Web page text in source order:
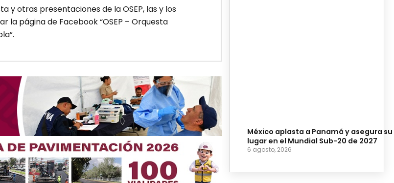
y otras presentaciones de la OSEP, las y los
la página de Facebook “OSEP – Orquesta
México aplasta a Panamá y asegura su
lugar en el Mundial Sub-20 de 2027
6 agosto, 2026